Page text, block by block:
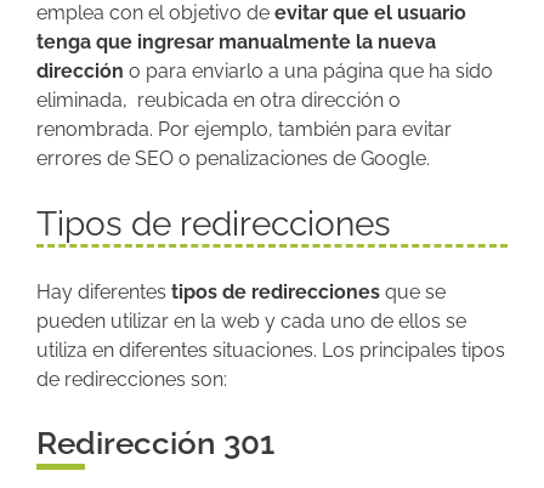
emplea con el objetivo de evitar que el usuario
tenga que ingresar manualmente la nueva
dirección o para enviarlo a una página que ha sido
eliminada, reubicada en otra dirección o
renombrada. Por ejemplo, también para evitar
errores de SEO o penalizaciones de Google.
Tipos de redirecciones
Hay diferentes tipos de redirecciones que se
pueden utilizar en la web y cada uno de ellos se
utiliza en diferentes situaciones. Los principales tipos
de redirecciones son:
Redirección 301